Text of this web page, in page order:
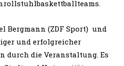
Bergmann (ZDF Sport) und
und erfolgreicher
durch die Veranstaltung. Es